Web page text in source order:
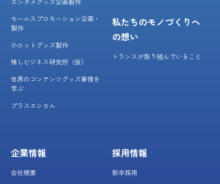
セールスプロモーション企画・
製作
小ロットグッズ製作
推しビジネス研究所（仮）
世界のコンテンツグッズ事情を
学ぶ
プラスエシカル
私たちのモノづくりへ
の想い
トランスが取り組んでいること
企業情報
会社概要
採用情報
新卒採用